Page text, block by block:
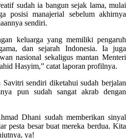
sudah ia bangun sejak lama, mulai
posisi manajerial sebelum akhirnya
sendiri.
keluarga yang memiliki pengaruh
dan sejarah Indonesia. Ia juga
nasional sekaligus mantan Menteri
Hasyim,” catat laporan profilnya.
sendiri diketahui sudah berjalan
pun sudah sangat akrab dengan
Dhani sudah memberikan sinyal
pesta besar buat mereka berdua. Kita
ya!